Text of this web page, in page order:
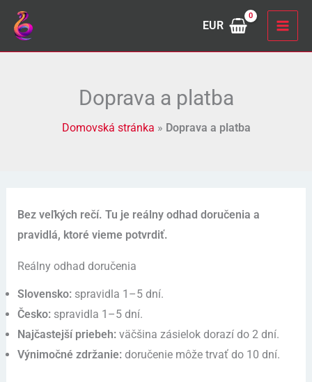
Preskočiť
obsah
EUR
Doprava a platba
Domovská stránka » Doprava a platba
Bez veľkých rečí. Tu je reálny odhad doručenia a
pravidlá, ktoré vieme potvrdiť.
Reálny odhad doručenia
Slovensko:spravidla 1–5 dní.
Česko:spravidla 1–5 dní.
Najčastejší priebeh:väčšina zásielok dorazí do 2 dní.
Výnimočné zdržanie:doručenie môže trvať do 10 dní.